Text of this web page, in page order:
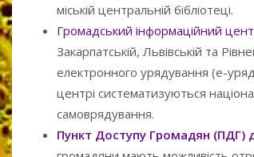
міській центральній бібліотеці.
Громадський інформаційний
Закарпатській, Львівській та
електронного урядування (е-
центрі систематизуються
самоврядування.
Пункт Доступу Громадян (ПДГ)